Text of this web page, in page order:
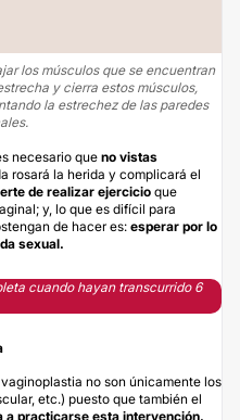
los músculos que se encuentran
y cierra estos músculos,
la estrechez de las paredes
necesario que no vistas
rosará la herida y complicará el
de realizar ejercicio que
y, lo que es difícil para
de hacer es: esperar por lo
sexual.
cuando hayan transcurrido 6
no son únicamente los
etc.) puesto que también el
a practicarse esta intervención.